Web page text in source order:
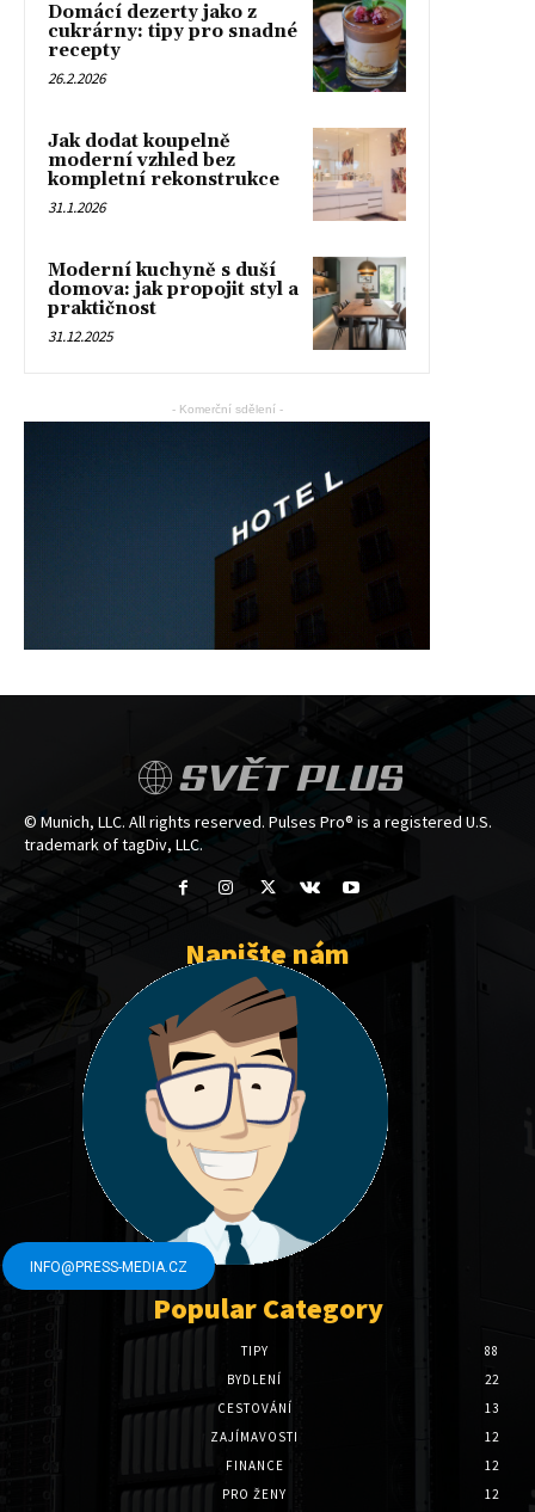
Domácí dezerty jako z
cukrárny: tipy pro snadné
recepty
26.2.2026
Jak dodat koupelně
moderní vzhled bez
kompletní rekonstrukce
31.1.2026
Moderní kuchyně s duší
domova: jak propojit styl a
praktičnost
31.12.2025
- Komerční sdělení -
SVĚT PLUS
© Munich, LLC. All rights reserved. Pulses Pro® is a registered U.S.
trademark of tagDiv, LLC.
Napište nám
INFO@PRESS-MEDIA.CZ
Popular Category
TIPY
88
BYDLENÍ
22
CESTOVÁNÍ
13
ZAJÍMAVOSTI
12
FINANCE
12
PRO ŽENY
12